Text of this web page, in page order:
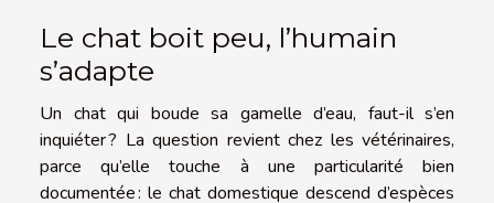
Le chat boit peu, l’humain
s’adapte
Un chat qui boude sa gamelle d’eau, faut-il s’en
inquiéter ? La question revient chez les vétérinaires,
parce qu’elle touche à une particularité bien
documentée : le chat domestique descend d’espèces